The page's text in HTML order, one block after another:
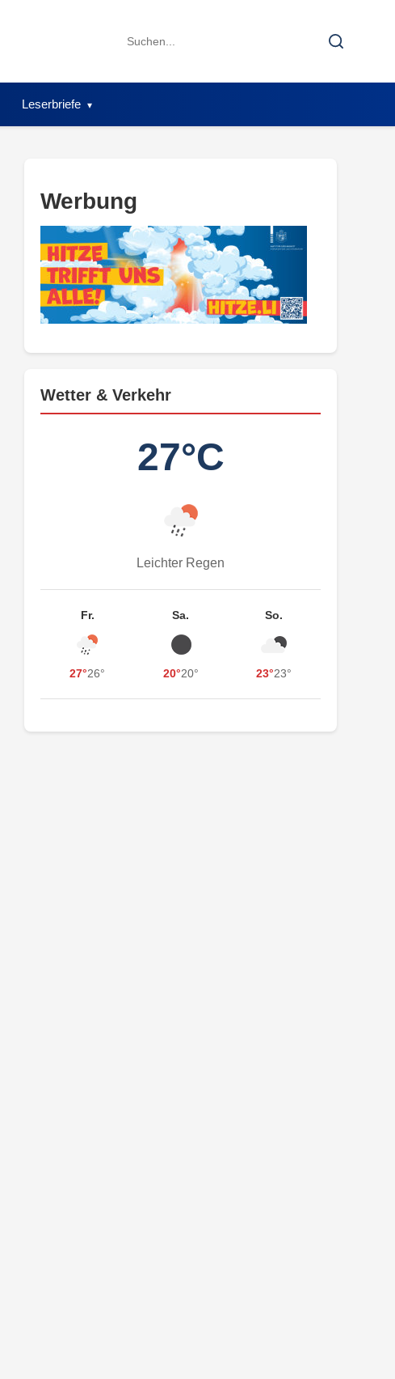
Search
Search
Leserbriefe
Werbung
Wetter & Verkehr
27°C
Leichter Regen
Fr.
27°26°
Sa.
20°20°
So.
23°23°